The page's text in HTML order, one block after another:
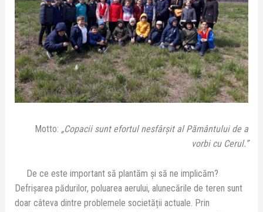
Motto: „Copacii sunt efortul nesfârșit al Pământului de a
vorbi cu Cerul.”
De ce este important să plantăm și să ne implicăm?
Defrişarea pădurilor, poluarea aerului, alunecările de teren sunt
doar câteva dintre problemele societății actuale. Prin